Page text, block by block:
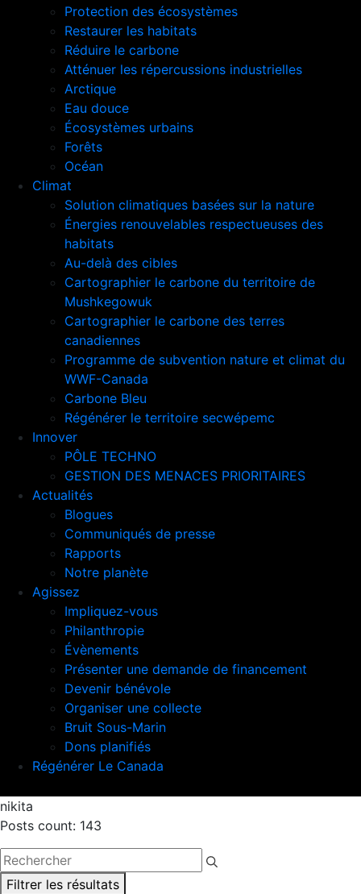
Protection des écosystèmes
Restaurer les habitats
Réduire le carbone
Atténuer les répercussions industrielles
Arctique
Eau douce
Écosystèmes urbains
Forêts
Océan
Climat
Solution climatiques basées sur la nature
Énergies renouvelables respectueuses des
habitats
Au-delà des cibles
Cartographier le carbone du territoire de
Mushkegowuk
Cartographier le carbone des terres
canadiennes
Programme de subvention nature et climat du
WWF-Canada
Carbone Bleu
Régénérer le territoire secwépemc
Innover
PÔLE TECHNO
GESTION DES MENACES PRIORITAIRES
Actualités
Blogues
Communiqués de presse
Rapports
Notre planète
Agissez
Impliquez-vous
Philanthropie
Évènements
Présenter une demande de financement
Devenir bénévole
Organiser une collecte
Bruit Sous-Marin
Dons planifiés
Régénérer Le Canada
nikita
Posts count: 143
Filtrer les résultats